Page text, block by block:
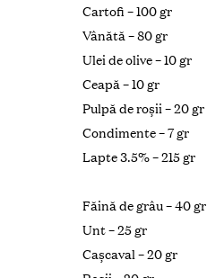
Cartofi – 100 gr
Vânătă – 80 gr
Ulei de olive – 10 gr
Ceapă – 10 gr
Pulpă de roşii – 20 gr
Condimente – 7 gr
Lapte 3.5% – 215 gr
Făină de grâu – 40 gr
Unt – 25 gr
Caşcaval – 20 gr